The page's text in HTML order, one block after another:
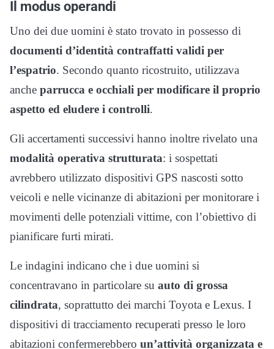
Il modus operandi
Uno dei due uomini è stato trovato in possesso di
documenti d’identità contraffatti validi per
l’espatrio. Secondo quanto ricostruito, utilizzava
anche parrucca e occhiali per modificare il proprio
aspetto ed eludere i controlli.
Gli accertamenti successivi hanno inoltre rivelato una
modalità operativa strutturata: i sospettati
avrebbero utilizzato dispositivi GPS nascosti sotto
veicoli e nelle vicinanze di abitazioni per monitorare i
movimenti delle potenziali vittime, con l’obiettivo di
pianificare furti mirati.
Le indagini indicano che i due uomini si
concentravano in particolare su auto di grossa
cilindrata, soprattutto dei marchi Toyota e Lexus. I
dispositivi di tracciamento recuperati presso le loro
abitazioni confermerebbero un’attività organizzata e